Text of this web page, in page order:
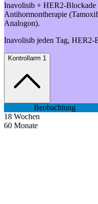
Inavolisib + HER2-Blockade
Antihormontherapie
Analogon).
Inavolisib jeden Tag, HER2-
Kontrollarm 1
Beobachtung
18 Wochen
60 Monate